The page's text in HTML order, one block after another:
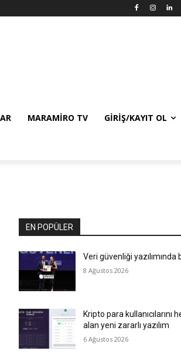
MARAMIRO TV GIRIŞ/KAYIT OL
EN POPÜLER
Veri güvenliği yazılımında
8 Ağustos 2026
Kripto para kullanıcılarını
alan yeni zararlı yazılım
6 Ağustos 2026